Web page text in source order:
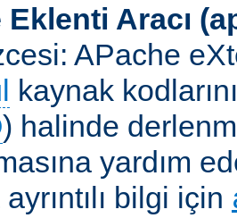
Aracı
APache
kaynak
) halinde
yardım
bilgi için